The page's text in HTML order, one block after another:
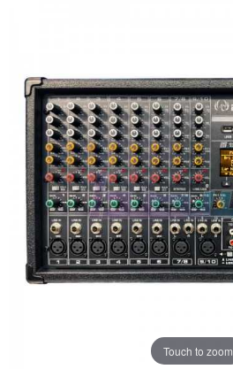
Touch to zoom